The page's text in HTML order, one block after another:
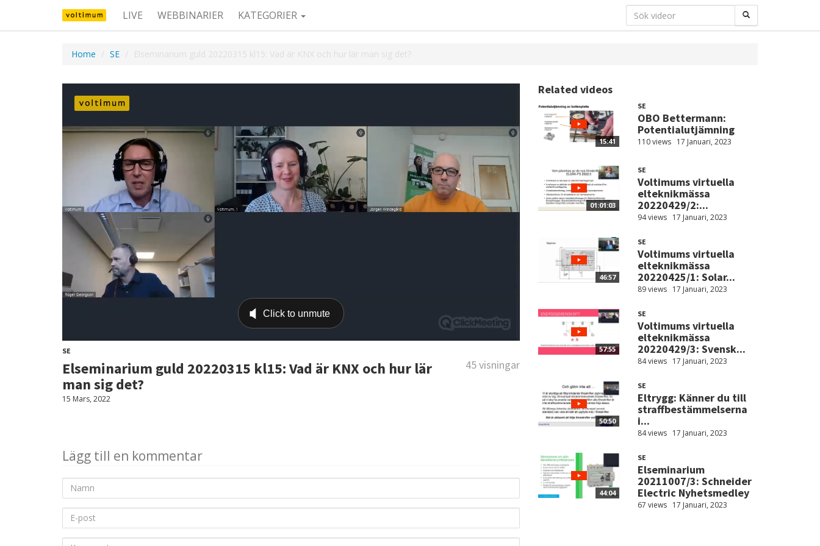
LIVE WEBBINARIER KATEGORIER
Home SE Elseminarium guld 20220315 kl15: Vad är KNX och hur lär man sig det?
SE
Elseminarium guld 20220315 kl15: Vad är KNX och hur lär
man sig det?
45 visningar
15 Mars, 2022
Lägg till en kommentar
Namn
post
Kommentar
Related videos
15:41
SE
OBO Bettermann:
Potentialutjämning
110 views 17 Januari, 2023
01:01:03
SE
Voltimums virtuella
elteknikmässa
20220429/2:...
94 views 17 Januari, 2023
46:57
SE
Voltimums virtuella
elteknikmässa
20220425/1: Solar...
89 views 17 Januari, 2023
57:55
SE
Voltimums virtuella
elteknikmässa
20220429/3: Svensk...
84 views 17 Januari, 2023
50:50
SE
Eltrygg: Känner du till
straffbestämmelserna
i...
84 views 17 Januari, 2023
44:04
SE
Elseminarium
20211007/3: Schneider
Electric Nyhetsmedley
67 views 17 Januari, 2023